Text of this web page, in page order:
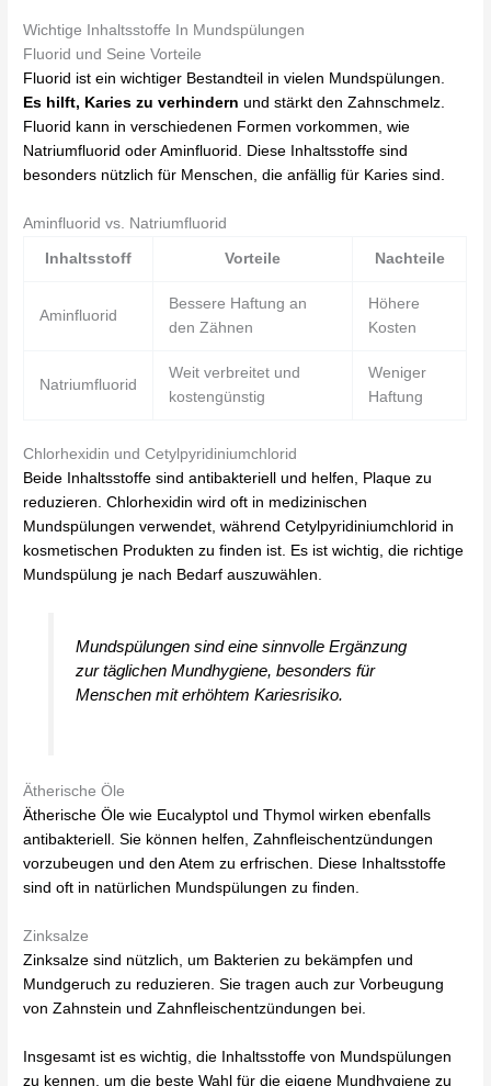
Wichtige Inhaltsstoffe In Mundspülungen
Fluorid und Seine Vorteile
Fluorid ist ein wichtiger Bestandteil in vielen Mundspülungen.
Es hilft, Karies zu verhindern und stärkt den Zahnschmelz.
Fluorid kann in verschiedenen Formen vorkommen, wie
Natriumfluorid oder Aminfluorid. Diese Inhaltsstoffe sind
besonders nützlich für Menschen, die anfällig für Karies sind.
Aminfluorid vs. Natriumfluorid
Inhaltsstoff Vorteile Nachteile
Aminfluorid
Bessere Haftung an
den Zähnen
Höhere
Kosten
Natriumfluorid
Weit verbreitet und
kostengünstig
Weniger
Haftung
Chlorhexidin und Cetylpyridiniumchlorid
Beide Inhaltsstoffe sind antibakteriell und helfen, Plaque zu
reduzieren. Chlorhexidin wird oft in medizinischen
Mundspülungen verwendet, während Cetylpyridiniumchlorid in
kosmetischen Produkten zu finden ist. Es ist wichtig, die richtige
Mundspülung je nach Bedarf auszuwählen.
Mundspülungen sind eine sinnvolle Ergänzung
zur täglichen Mundhygiene, besonders für
Menschen mit erhöhtem Kariesrisiko.
Ätherische Öle
Ätherische Öle wie Eucalyptol und Thymol wirken ebenfalls
antibakteriell. Sie können helfen, Zahnfleischentzündungen
vorzubeugen und den Atem zu erfrischen. Diese Inhaltsstoffe
sind oft in natürlichen Mundspülungen zu finden.
Zinksalze
Zinksalze sind nützlich, um Bakterien zu bekämpfen und
Mundgeruch zu reduzieren. Sie tragen auch zur Vorbeugung
von Zahnstein und Zahnfleischentzündungen bei.
Insgesamt ist es wichtig, die Inhaltsstoffe von Mundspülungen
zu kennen, um die beste Wahl für die eigene Mundhygiene zu